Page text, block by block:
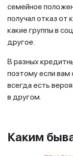
семейное
получал отказ
какие группы в
другое.
В разных
поэтому если вам
всегда есть
в другом.
Каким